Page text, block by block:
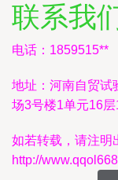
联系我
电话：1859515**
地址：河南自贸试
场3号楼1单元16
如若转载，请注明
http://